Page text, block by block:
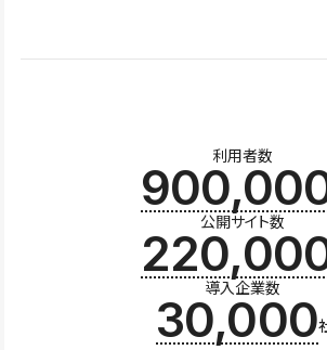
利用者数
公開サイト数
導入企業数
30,000